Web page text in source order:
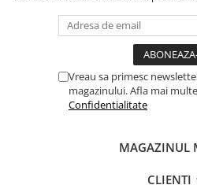
Vreau sa primesc
magazinului. Afla mai
Confidentialitate
MAGAZINUL
CLIENTI